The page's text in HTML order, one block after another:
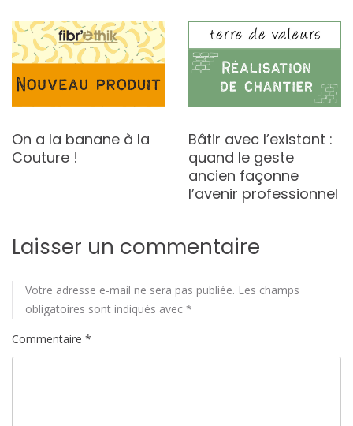
On a la banane à la
Couture !
Bâtir avec l’existant :
quand le geste
ancien façonne
l’avenir professionnel
Laisser un commentaire
Votre adresse e-mail ne sera pas publiée. Les champs
obligatoires sont indiqués avec *
Commentaire *